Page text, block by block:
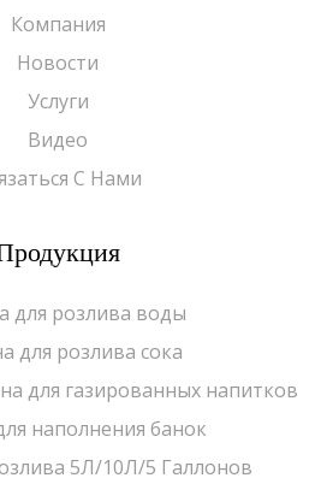
Компания
Новости
Услуги
Видео
С Нами
для розлива воды
для розлива сока
для газированных напитков
наполнения банок
5Л/10Л/5 Галлонов